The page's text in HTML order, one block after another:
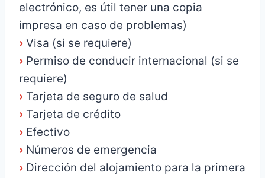
electrónico, es útil tener una copia
impresa en caso de problemas)
› Visa (si se requiere)
› Permiso de conducir internacional (si se
requiere)
› Tarjeta de seguro de salud
› Tarjeta de crédito
› Efectivo
› Números de emergencia
› Dirección del alojamiento para la primera